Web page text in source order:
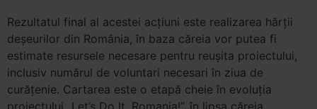
Rezultatul final al acestei acţiuni este realizarea hărţii
deşeurilor din România, în baza căreia vor putea fi
estimate resursele necesare pentru reuşita proiectului,
inclusiv numărul de voluntari necesari în ziua de
curăţenie. Cartarea este o etapă cheie în evoluţia
proiectului „Let’s Do It, Romania!”, în lipsa căreia